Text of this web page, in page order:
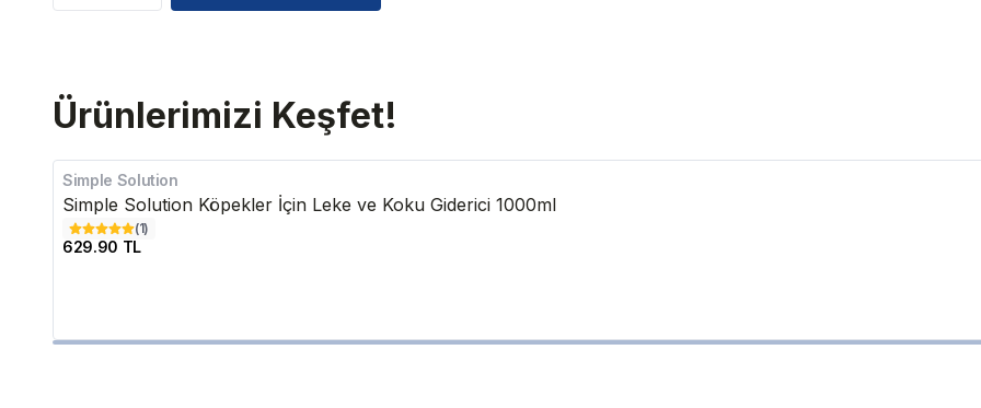
Ürünlerimizi Keşfet!
Simple Solution
Simple Solution Köpekler İçin Leke ve Koku Giderici 1000ml
(1)
629.90 TL